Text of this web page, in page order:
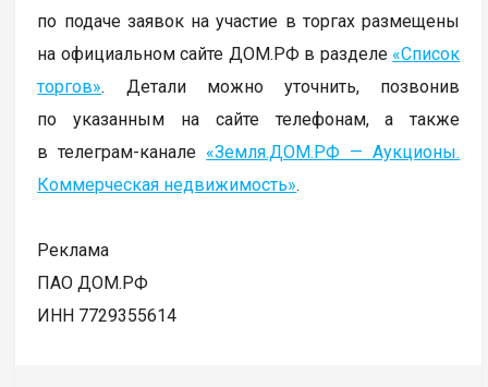
по подаче заявок на участие в торгах размещены
на официальном сайте ДОМ.РФ в разделе «Список
торгов». Детали можно уточнить, позвонив
по указанным на сайте телефонам, а также
в телеграм-канале «Земля.ДОМ.РФ — Аукционы.
Коммерческая недвижимость».
Реклама
ПАО ДОМ.РФ
ИНН 7729355614